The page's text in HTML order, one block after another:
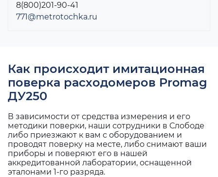
8(800)201-90-41
771@metrotochka.ru
Как происходит имитационная
поверка расходомеров Promag
ДУ250
В зависимости от средства измерения и его
методики поверки, наши сотрудники в Слободе
либо приезжают к вам с оборудованием и
проводят поверку на месте, либо снимают ваши
приборы и поверяют его в нашей
аккредитованной лаборатории, оснащенной
эталонами 1-го разряда.